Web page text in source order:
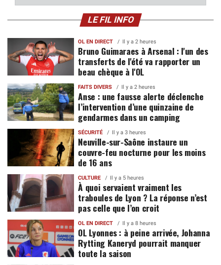
LE FIL INFO
OL EN DIRECT Il y a 2 heures
Bruno Guimaraes à Arsenal : l'un des
transferts de l'été va rapporter un
beau chèque à l'OL
FAITS DIVERS Il y a 2 heures
Anse : une fausse alerte déclenche
l’intervention d’une quinzaine de
gendarmes dans un camping
SÉCURITÉ Il y a 3 heures
Neuville-sur-Saône instaure un
couvre-feu nocturne pour les moins
de 16 ans
CULTURE Il y a 5 heures
À quoi servaient vraiment les
traboules de Lyon ? La réponse n’est
pas celle que l’on croit
OL EN DIRECT Il y a 8 heures
OL Lyonnes : à peine arrivée, Johanna
Rytting Kaneryd pourrait manquer
toute la saison